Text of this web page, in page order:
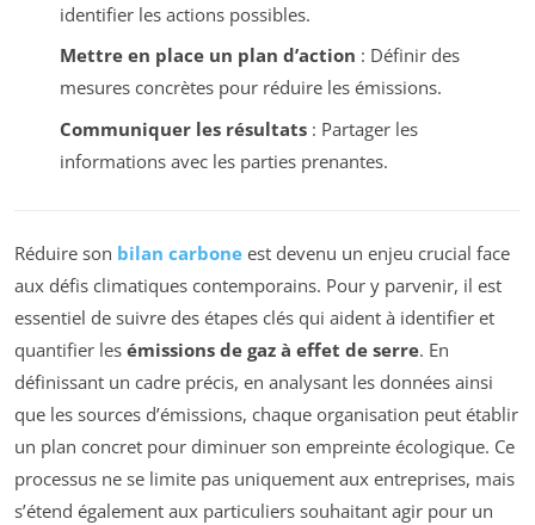
identifier les actions possibles.
Mettre en place un plan d’action : Définir des
mesures concrètes pour réduire les émissions.
Communiquer les résultats: Partager les
informations avec les parties prenantes.
Réduire son bilan carbone est devenu un enjeu crucial face
aux défis climatiques contemporains. Pour y parvenir, il est
essentiel de suivre des étapes clés qui aident à identifier et
quantifier les émissions de gaz à effet de serre. En
définissant un cadre précis, en analysant les données ainsi
que les sources d’émissions, chaque organisation peut établir
un plan concret pour diminuer son empreinte écologique. Ce
processus ne se limite pas uniquement aux entreprises, mais
s’étend également aux particuliers souhaitant agir pour un